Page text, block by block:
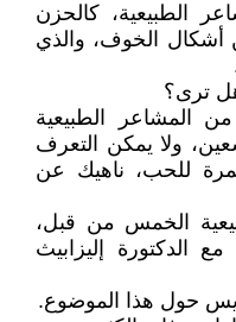
الطبيعية، كالحزن
الخوف، والذي
ترى؟
المشاعر الطبيعية
ولا يمكن التعرف
للحب، ناهيك عن
الخمس من قبل،
الدكتورة إليزابيث
حول هذا الموضوع.